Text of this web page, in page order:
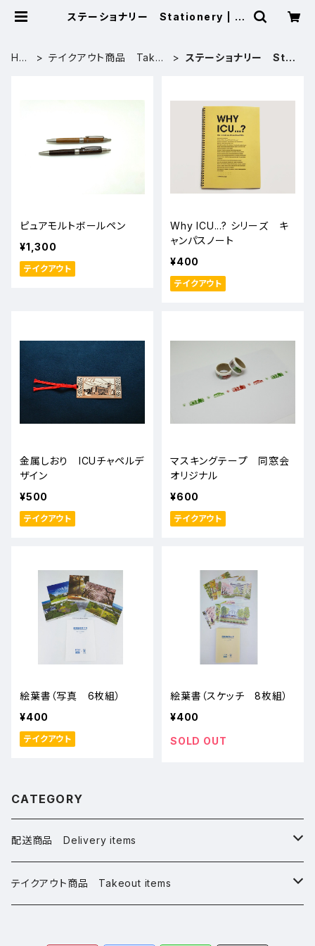
ステーショナリー Stationery | IC
HO
テイクアウト商品 Takeo
ステーショナリー Stat
ピュアモルトボールペン
¥1,300
テイクアウト
Why ICU...? シリーズ キ
ャンパスノート
¥400
テイクアウト
金属しおり ICUチャペルデ
ザイン
¥500
テイクアウト
マスキングテープ 同窓会
オリジナル
¥600
テイクアウト
絵葉書（写真 6枚組）
¥400
テイクアウト
絵葉書（スケッチ 8枚組）
¥400
SOLD OUT
CATEGORY
配送商品 Delivery items
桜グッズ Sakura Goods
テイクアウト商品 Takeout items